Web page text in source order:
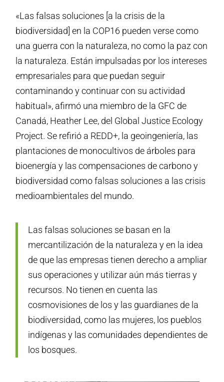
«Las falsas soluciones [a la crisis de la
biodiversidad] en la COP16 pueden verse como
una guerra con la naturaleza, no como la paz con
la naturaleza. Están impulsadas por los intereses
empresariales para que puedan seguir
contaminando y continuar con su actividad
habitual», afirmó una miembro de la GFC de
Canadá, Heather Lee, del Global Justice Ecology
Project. Se refirió a REDD+, la geoingeniería, las
plantaciones de monocultivos de árboles para
bioenergía y las compensaciones de carbono y
biodiversidad como falsas soluciones a las crisis
medioambientales del mundo.
Las falsas soluciones se basan en la
mercantilización de la naturaleza y en la idea
de que las empresas tienen derecho a ampliar
sus operaciones y utilizar aún más tierras y
recursos. No tienen en cuenta las
cosmovisiones de los y las guardianes de la
biodiversidad, como las mujeres, los pueblos
indígenas y las comunidades dependientes de
los bosques.